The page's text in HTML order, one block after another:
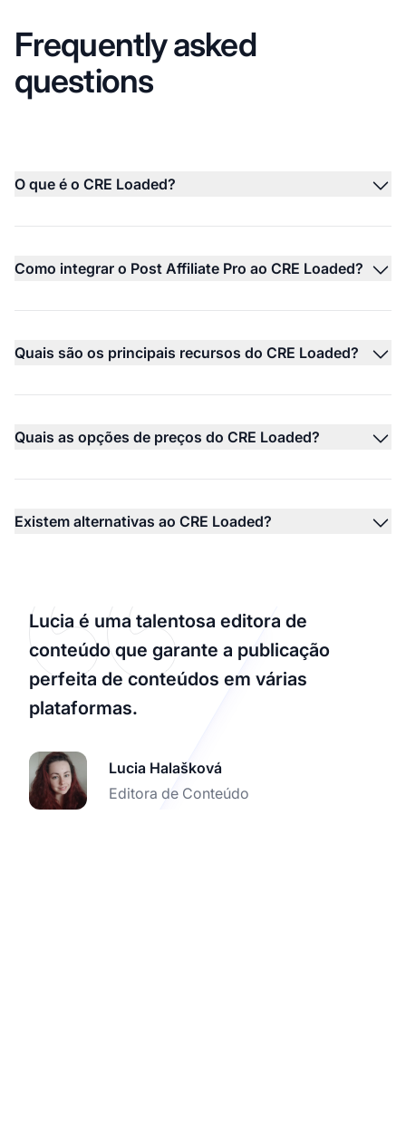
Frequently asked
questions
O que é o CRE Loaded?
Como integrar o Post Affiliate Pro ao CRE Loaded?
Quais são os principais recursos do CRE Loaded?
Quais as opções de preços do CRE Loaded?
Existem alternativas ao CRE Loaded?
Lucia é uma talentosa editora de
conteúdo que garante a publicação
perfeita de conteúdos em várias
plataformas.
Lucia Halašková
Editora de Conteúdo